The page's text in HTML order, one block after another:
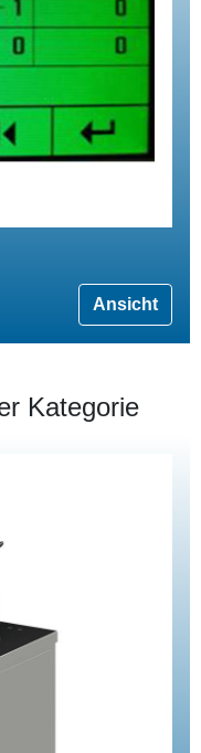
Ansicht
Kategorie